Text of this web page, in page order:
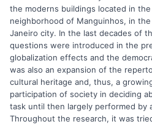
the moderns buildings located in
neighborhood of Manguinhos, in
Janeiro city. In the last decades of
questions were introduced in the
globalization effects and the
was also an expansion of the
cultural heritage and, thus, a
participation of society in deciding
task until then largely performed by
Throughout the research, it was